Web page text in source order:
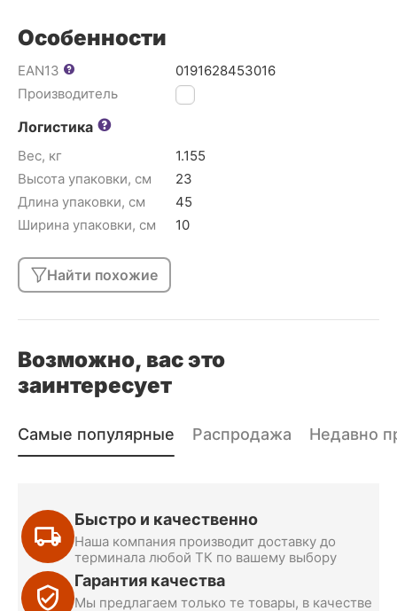
Особенности
EAN13
0191628453016
Производитель
HP
Логистика
Вес, кг
1.155
Высота упаковки, см
23
Длина упаковки, см
45
Ширина упаковки, см
10
Найти похожие
Возможно, вас это
заинтересует
Самые популярные Распродажа Недавно
Быстро и качественно
Наша компания производит доставку до
терминала любой ТК по вашему выбору
Гарантия качества
Мы предлагаем только те товары, в качестве